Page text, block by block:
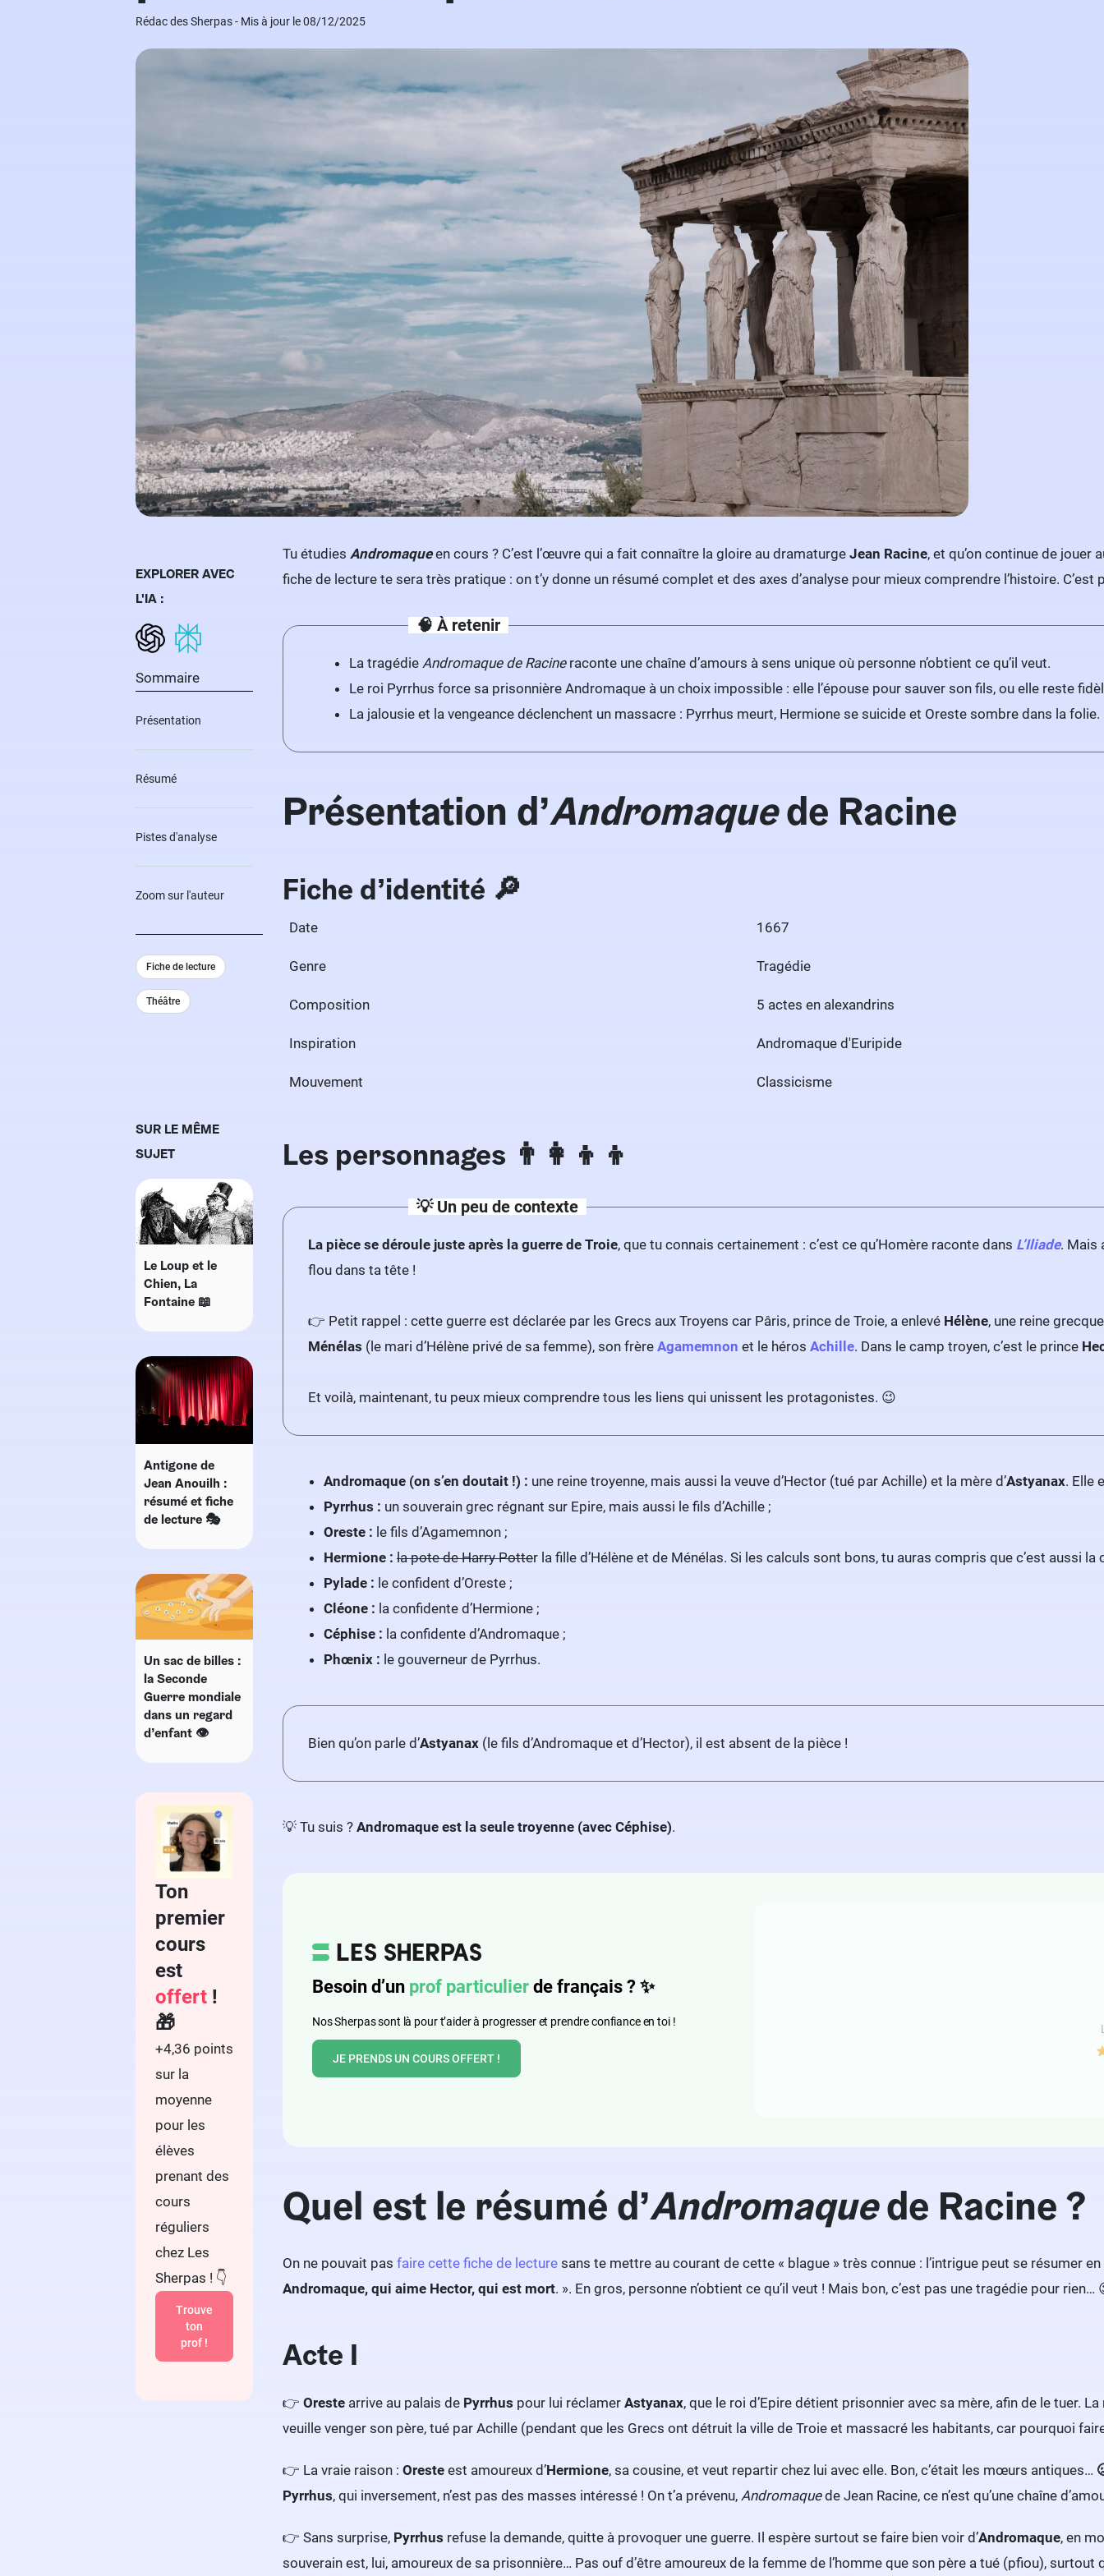
Études à l'étranger
Financement des études
Modèles de lettres de motivation
Nos ebooks étudiants
Rédac des Sherpas - Mis à jour le 08/12/2025
Tu étudies Andromaque en cours ? C’est l’œuvre qui a fait connaître la gloire au dramaturge Jean Racine, et qu’on continue de jouer
fiche de lecture te sera très pratique : on t’y donne un résumé complet et des axes d’analyse pour mieux comprendre l’histoire. C’est
🧠 À retenir
La tragédie Andromaque de Racineraconte une chaîne d’amours à sens unique où personne n’obtient ce qu’il veut.
Le roi Pyrrhus force sa prisonnière Andromaque à un choix impossible : elle l’épouse pour sauver son fils, ou elle reste
La jalousie et la vengeance déclenchent un massacre : Pyrrhus meurt, Hermione se suicide et Oreste sombre dans la folie.
Présentation d’Andromaquede Racine
Fiche d’identité 🔎
Date 1667
Genre Tragédie
Composition 5 actes en alexandrins
Inspiration Andromaque d'Euripide
Mouvement Classicisme
Les personnages 👨‍👩‍👦‍👦
💡 Un peu de contexte
La pièce se déroule juste après la guerre de Troie, que tu connais certainement : c’est ce qu’Homère raconte dans L’Iliade. Mais
flou dans ta tête !
👉 Petit rappel : cette guerre est déclarée par les Grecs aux Troyens car Pâris, prince de Troie, a enlevé Hélène, une reine
Ménélas (le mari d’Hélène privé de sa femme), son frère Agamemnon et le héros Achille. Dans le camp troyen, c’est le prince
Et voilà, maintenant, tu peux mieux comprendre tous les liens qui unissent les protagonistes. 😉
Andromaque (on s’en doutait !) : une reine troyenne, mais aussi la veuve d’Hector (tué par Achille) et la mère d’Astyanax. Elle
Pyrrhus : un souverain grec régnant sur Epire, mais aussi le fils d’Achille ;
Oreste : le fils d’Agamemnon ;
Hermione : la pote de Harry Potter la fille d’Hélène et de Ménélas. Si les calculs sont bons, tu auras compris que c’est aussi
Pylade : le confident d’Oreste ;
Cléone : la confidente d’Hermione ;
Céphise : la confidente d’Andromaque ;
Phœnix : le gouverneur de Pyrrhus.
Bien qu’on parle d’Astyanax (le fils d’Andromaque et d’Hector), il est absent de la pièce !
💡 Tu suis ? Andromaque est la seule troyenne (avec Céphise).
Besoin d’un prof particulier de français ? ✨
Nos Sherpas sont là pour t’aider à progresser et prendre confiance en toi !
JE PRENDS UN COURS OFFERT !
Quel est le résumé d’Andromaquede Racine ?
On ne pouvait pas faire cette fiche de lecture sans te mettre au courant de cette « blague » très connue : l’intrigue peut se résumer
Andromaque, qui aime Hector, qui est mort. ». En gros, personne n’obtient ce qu’il veut ! Mais bon, c’est pas une tragédie pour
Acte I
👉 Oreste arrive au palais de Pyrrhus pour lui réclamer Astyanax, que le roi d’Epire détient prisonnier avec sa mère, afin de le tuer.
veuille venger son père, tué par Achille (pendant que les Grecs ont détruit la ville de Troie et massacré les habitants, car pourquoi
👉 La vraie raison : Oreste est amoureux d’Hermione, sa cousine, et veut repartir chez lui avec elle. Bon, c’était les mœurs antiques…
Pyrrhus, qui inversement, n’est pas des masses intéressé ! On t’a prévenu, Andromaquede Jean Racine, ce n’est qu’une chaîne
👉 Sans surprise, Pyrrhus refuse la demande, quitte à provoquer une guerre. Il espère surtout se faire bien voir d’Andromaque, en
souverain est, lui, amoureux de sa prisonnière… Pas ouf d’être amoureux de la femme de l’homme que son père a tué (pfiou),
EXPLORER AVEC
L'IA :
Sommaire
Présentation
Résumé
Pistes d'analyse
Zoom sur l'auteur
Fiche de lecture
Théâtre
SUR LE MÊME
SUJET
Le Loup et le
Chien, La
Fontaine 📖
Antigone de
Jean Anouilh :
résumé et fiche
de lecture 🎭
Un sac de billes :
la Seconde
Guerre mondiale
dans un regard
d’enfant 👁
Ton
premier
cours
est
offert !
🎁
+4,36 points
sur la
moyenne
pour les
élèves
prenant des
cours
réguliers
chez Les
Sherpas ! 👇
Trouve
ton
prof !